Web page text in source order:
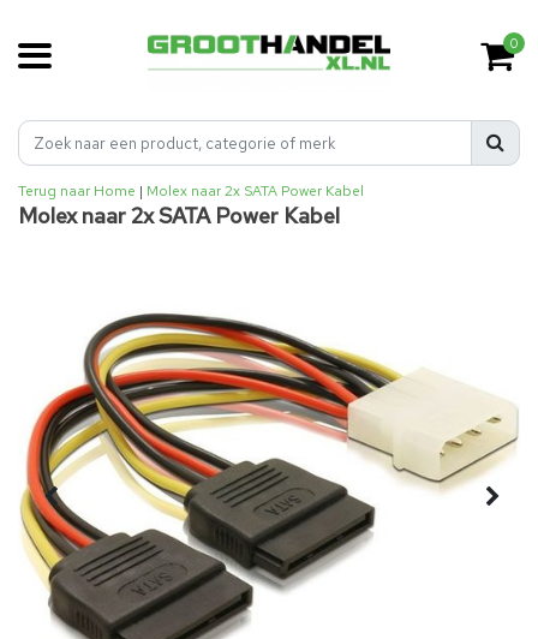
0
Terug naar Home | Molex naar 2x SATA Power Kabel
Molex naar 2x SATA Power Kabel